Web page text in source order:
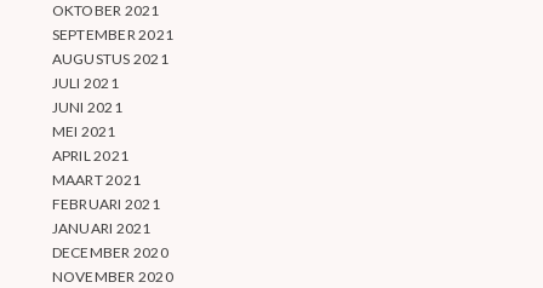
OKTOBER 2021
SEPTEMBER 2021
AUGUSTUS 2021
JULI 2021
JUNI 2021
MEI 2021
APRIL 2021
MAART 2021
FEBRUARI 2021
JANUARI 2021
DECEMBER 2020
NOVEMBER 2020